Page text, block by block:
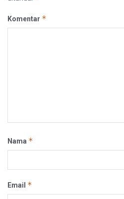
Komentar *
Nama *
Email *